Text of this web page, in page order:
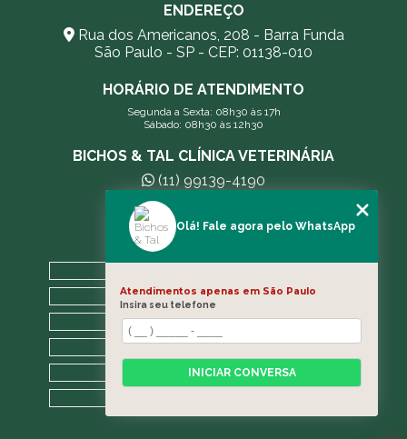
ENDEREÇO
Rua dos Americanos, 208 - Barra Funda
São Paulo - SP - CEP: 01138-010
HORÁRIO DE ATENDIMENTO
Segunda a Sexta: 08h30 às 17h
Sábado: 08h30 às 12h30
BICHOS & TAL CLÍNICA VETERINÁRIA
(11) 99139-4190
andreleecitti5@gmail.com
A CLÍNICA
BLOG
CONTATO
CATEGORIAS
Olá! Fale agora pelo WhatsApp
Atendimentos apenas em São Paulo
Insira seu telefone
INICIAR CONVERSA